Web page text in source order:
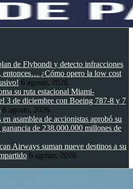
de Flybondi y detecto infracciones
entonces… ¿Cómo opero la low cost
6 agosto, 2026
su ruta estacional Miami-
3 de diciembre con Boeing 787-8 y 7
6 agosto, 2026
asamblea de accionistas aprobó su
de 238.000.000 millones de
Airways suman nueve destinos a su
6 agosto, 2026